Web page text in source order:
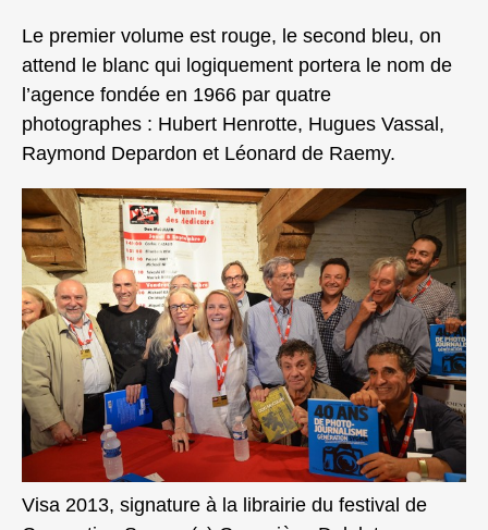
Le premier volume est rouge, le second bleu, on
attend le blanc qui logiquement portera le nom de
l’agence fondée en 1966 par quatre
photographes : Hubert Henrotte, Hugues Vassal,
Raymond Depardon et Léonard de Raemy.
Visa 2013, signature à la librairie du festival de